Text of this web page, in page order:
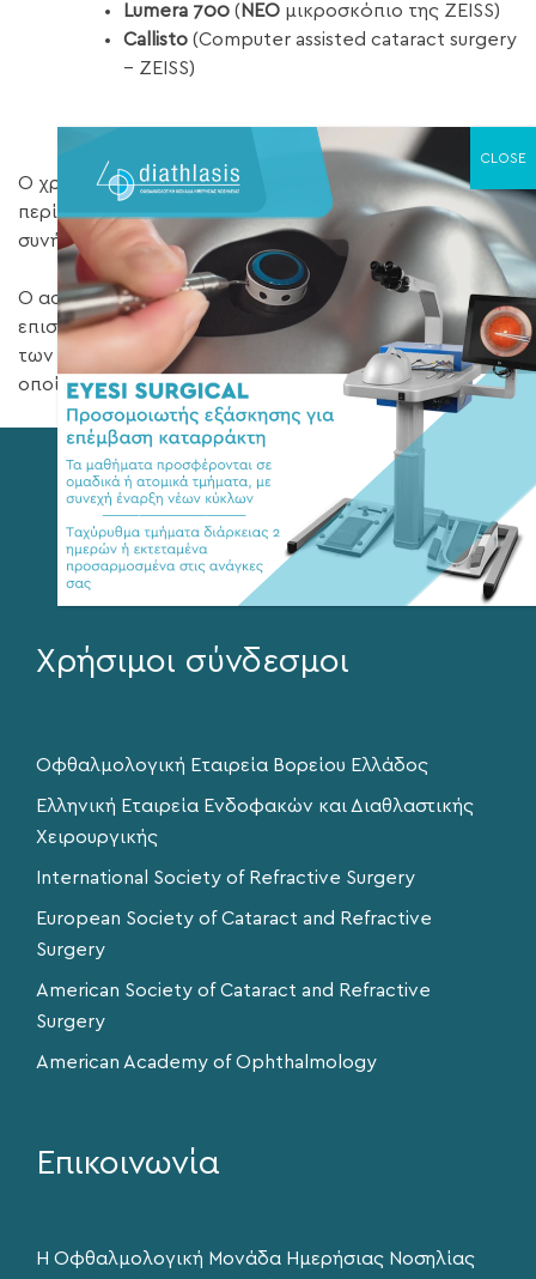
Lumera 700 ( ΝΕΟ μικροσκόπιο της ZEISS)
Callisto (Computer assisted cataract surgery
– ZEISS)
Ο χρόνος του χειρουργείου του καταρράκτη διαρκεί
περίπου δέκα με είκοσι λεπτά και η αναισθησία γίνεται
συνήθως με ενστάλαξη αναισθητικών σταγόνων.
Ο ασθενής μετά το χειρουργείο δε νοσηλεύεται,
επιστρέφει στο σπίτι του και ξεκινάει την ενστάλαξη
των κολλύριων που χρειάζεται μετεγχειρητικά, η
οποία διαρκεί περίπου τρεις εβδομάδες.
Χρήσιμοι σύνδεσμοι
Οφθαλμολογική Εταιρεία Βορείου Ελλάδος
Ελληνική Εταιρεία Ενδοφακών και Διαθλαστικής
Χειρουργικής
International Society of Refractive Surgery
European Society of Cataract and Refractive
Surgery
American Society of Cataract and Refractive
Surgery
American Academy of Ophthalmology
Επικοινωνία
Η Οφθαλμολογική Μονάδα Ημερήσιας Νοσηλίας